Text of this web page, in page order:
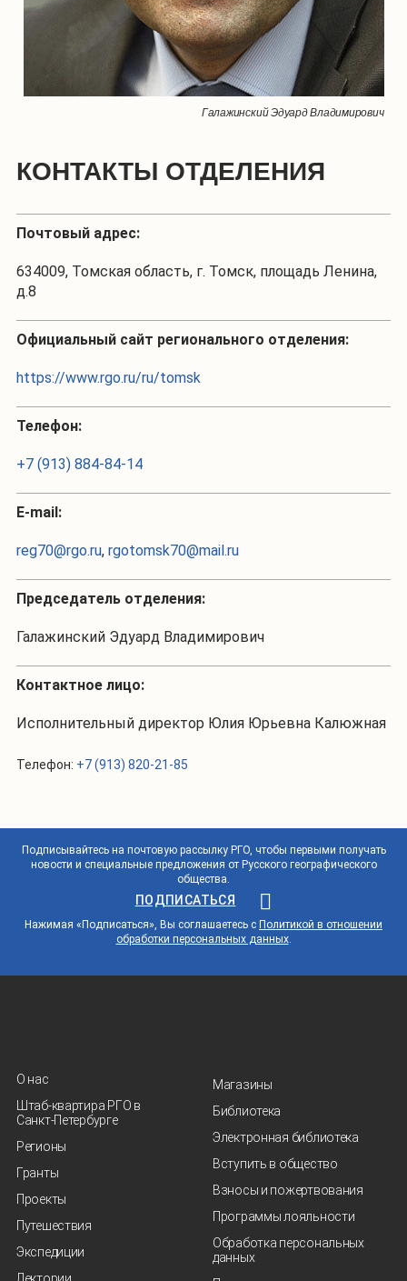
Галажинский Эдуард Владимирович
КОНТАКТЫ ОТДЕЛЕНИЯ
Почтовый адрес:
634009, Томская область, г. Томск, площадь Ленина,
д.8
Официальный сайт регионального отделения:
https://www.rgo.ru/ru/tomsk
Телефон:
+7 (913) 884-84-14
Е-mail:
reg70@rgo.ru, rgotomsk70@mail.ru
Председатель отделения:
Галажинский Эдуард Владимирович
Контактное лицо:
Исполнительный директор Юлия Юрьевна Калюжная
Телефон: +7 (913) 820-21-85
Подписывайтесь на почтовую рассылку РГО, чтобы первыми получать
новости и специальные предложения от Русского географического
общества.
ПОДПИСАТЬСЯ
Нажимая «Подписаться», Вы соглашаетесь с Политикой в отношении
обработки персональных данных.
О нас
Штаб-квартира РГО в
Санкт‑Петербурге
Регионы
Гранты
Проекты
Путешествия
Экспедиции
Магазины
Библиотека
Электронная библиотека
Вступить в общество
Взносы и пожертвования
Программы лояльности
Обработка персональных
данных